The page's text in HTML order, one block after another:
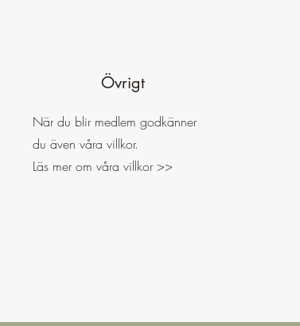
Övrigt
När du blir medlem godkänner
du även våra villkor.
Läs mer om våra villkor >>